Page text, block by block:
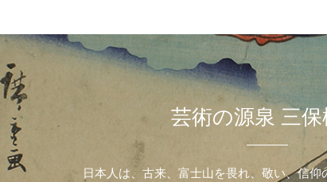
芸術の源泉 三保
日本人は、古来、富士山を畏れ、敬い、信仰